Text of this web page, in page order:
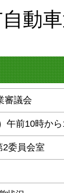
動
審議会
午前10時か
2委員会室